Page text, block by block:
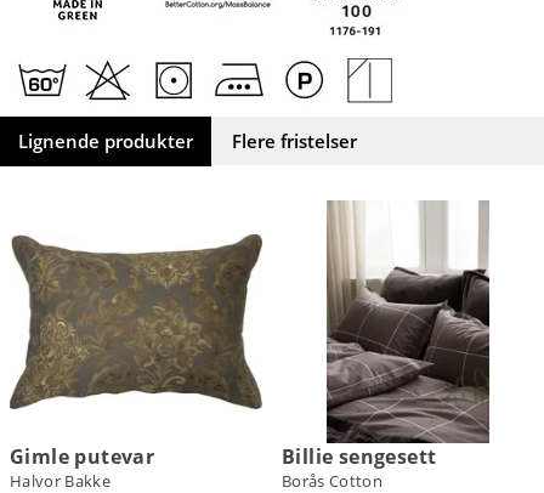
Lignende produkter Flere fristelser
Gimle putevar
Halvor Bakke
Billie sengesett
Borås Cotton